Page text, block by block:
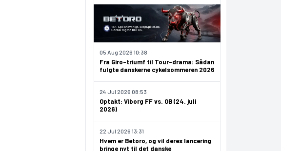
Fra Giro-triumf til Tour-drama: Sådan
fulgte danskerne cykelsommeren 2026
05 Aug 2026 10:38
Optakt: Viborg FF vs. OB (24. juli
2026)
24 Jul 2026 08:53
Hvem er Betoro, og vil deres lancering
bringe nyt til det danske
22 Jul 2026 13:31